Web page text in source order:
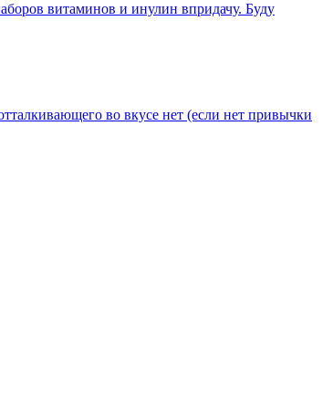
витаминов и инулин впридачу. Буду
во вкусе нет (если нет привычки